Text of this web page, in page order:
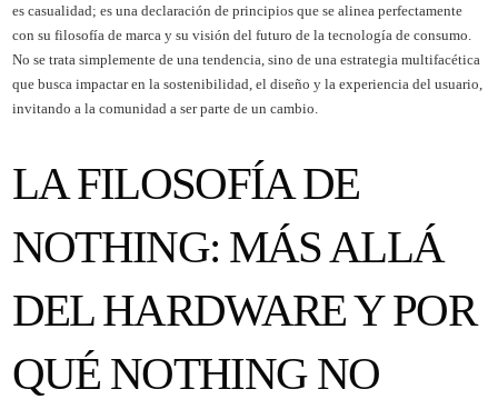
es casualidad; es una declaración de principios que se alinea perfectamente
con su filosofía de marca y su visión del futuro de la tecnología de consumo.
No se trata simplemente de una tendencia, sino de una estrategia multifacética
que busca impactar en la sostenibilidad, el diseño y la experiencia del usuario,
invitando a la comunidad a ser parte de un cambio.
LA FILOSOFÍA DE
NOTHING: MÁS ALLÁ
DEL HARDWARE Y POR
QUÉ NOTHING NO